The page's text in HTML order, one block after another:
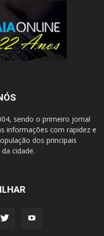
sendo o primeiro jornal
informações com rapidez e
dos principais
cidade.